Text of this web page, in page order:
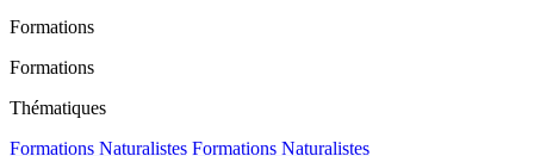
Formations
Formations
Thématiques
Formations Naturalistes Formations Naturalistes